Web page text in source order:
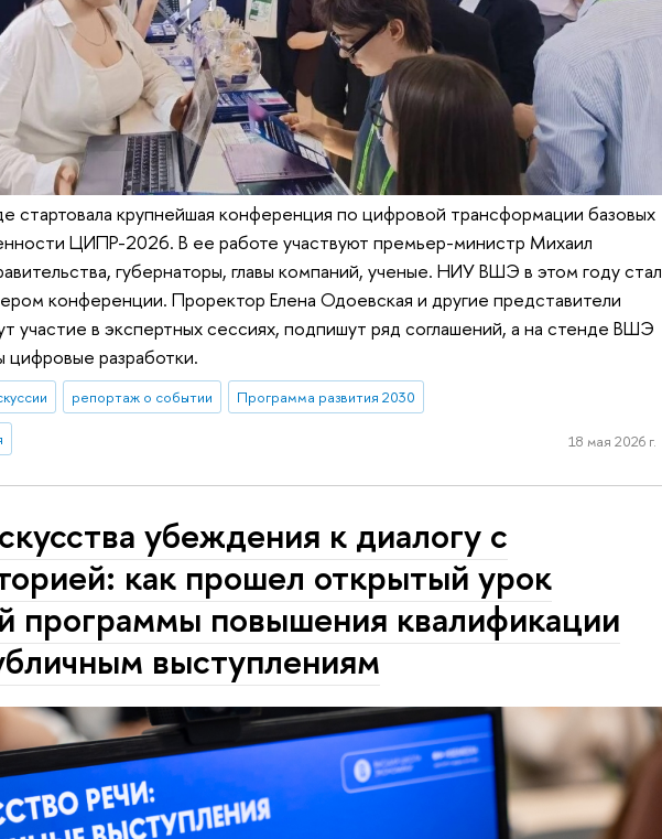
стартовала крупнейшая конференция по цифровой трансформации базовых
ЦИПР-2026. В ее работе участвуют премьер-министр Михаил
губернаторы, главы компаний, ученые. НИУ ВШЭ в этом году стал
конференции. Проректор Елена Одоевская и другие представители
участие в экспертных сессиях, подпишут ряд соглашений, а на стенде ВШЭ
цифровые разработки.
репортаж о событии Программа развития 2030
18 мая 2026 г.
убеждения к диалогу с
как прошел открытый урок
программы повышения квалификации
выступлениям